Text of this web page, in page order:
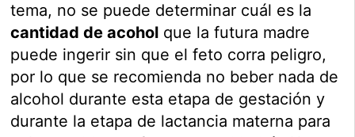
tema, no se puede determinar cuál es la
cantidad de acohol que la futura madre
puede ingerir sin que el feto corra peligro,
por lo que se recomienda no beber nada de
alcohol durante esta etapa de gestación y
durante la etapa de lactancia materna para